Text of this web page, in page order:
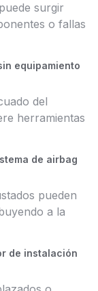
surgir
o fallas
equipamiento
del
herramientas
de airbag
pueden
a la
de instalación